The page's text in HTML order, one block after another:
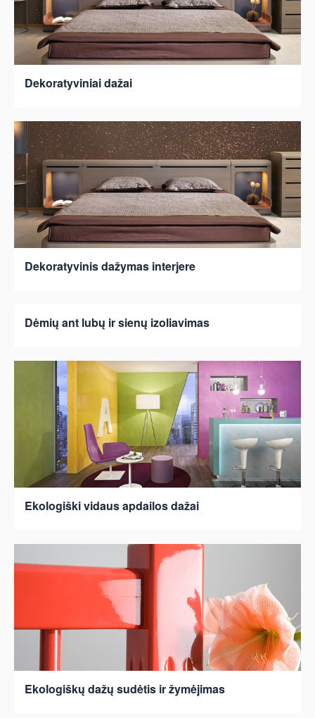
Dekoratyviniai dažai
Dekoratyvinis dažymas interjere
Dėmių ant lubų ir sienų izoliavimas
Ekologiški vidaus apdailos dažai
Ekologiškų dažų sudėtis ir žymėjimas